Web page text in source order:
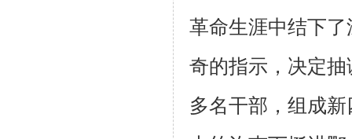
革命生涯中结下
奇的指示，决定
多名干部，组成